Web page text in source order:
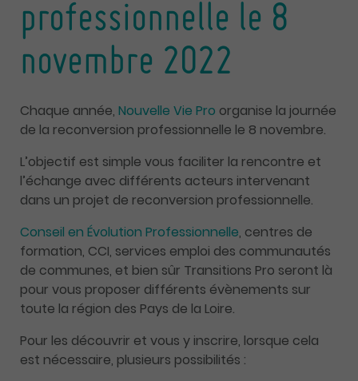
professionnelle le 8
novembre 2022
Chaque année, Nouvelle Vie Pro organise la journée
de la reconversion professionnelle le 8 novembre.
L’objectif est simple vous faciliter la rencontre et
l’échange avec différents acteurs intervenant
dans un projet de reconversion professionnelle.
Conseil en Évolution Professionnelle, centres de
formation, CCI, services emploi des communautés
de communes, et bien sûr Transitions Pro seront là
pour vous proposer différents évènements sur
toute la région des Pays de la Loire.
Pour les découvrir et vous y inscrire, lorsque cela
est nécessaire, plusieurs possibilités :